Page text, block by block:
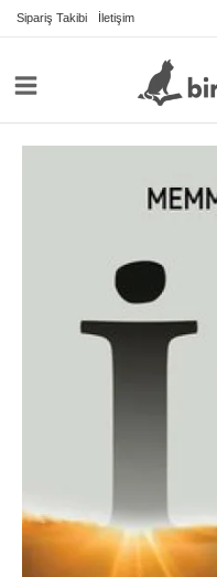
İçeriğe
Sipariş Takibi İletişim